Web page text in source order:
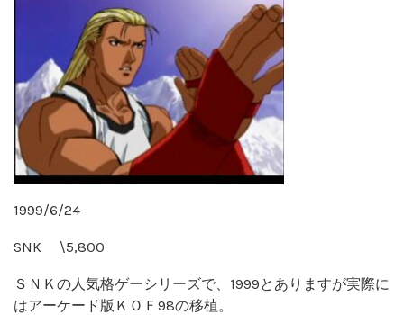
1999/6/24
SNK \5,800
ＳＮＫの人気格ゲーシリーズで、1999とありますが実際に
はアーケード版ＫＯＦ98の移植。